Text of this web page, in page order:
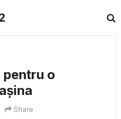
pentru o
Share